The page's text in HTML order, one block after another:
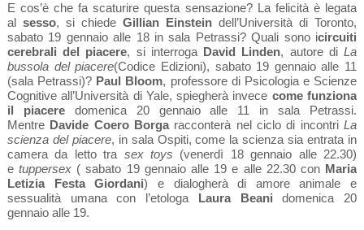
E cos’è che fa scaturire questa sensazione? La felicità è legata
al sesso, si chiede Gillian Einstein dell’Università di Toronto,
sabato 19 gennaio alle 18 in sala Petrassi? Quali sono icircuiti
cerebrali del piacere, si interroga David Linden, autore diLa
bussola del piacere(Codice Edizioni), sabato 19 gennaio alle 11
(sala Petrassi)? Paul Bloom, professore di Psicologia e Scienze
Cognitive all’Università di Yale, spiegherà invece come funziona
il piaceredomenica 20 gennaio alle 11 in sala Petrassi.
Mentre Davide Coero Borgaracconterà nel ciclo di incontriLa
scienza del piacere, in sala Ospiti, come la scienza sia entrata in
camera da letto tra sex toys (venerdì 18 gennaio alle 22.30)
etuppersex ( sabato 19 gennaio alle 19 e alle 22.30 conMaria
Letizia Festa Giordani) e dialogherà di amore animale e
sessualità umana con l’etologa
Laura Beani domenica 20
gennaio alle 19.